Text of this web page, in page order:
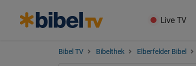
Live TV
Bibel TV Bibelthek Elberfelder Bibel